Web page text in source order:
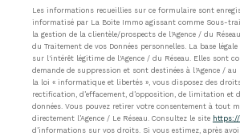
Les informations recueillies sur ce formulaire sont
informatisé par La Boite Immo agissant comme Sous-
la gestion de la clientèle/prospects de l'Agence / du
du Traitement de vos Données personnelles. La base
sur l'intérêt légitime de l'Agence / du Réseau. Elles sont
demande de suppression et sont destinées à l'Agence / au
la loi « informatique et libertés », vous disposez des droits
rectification, d’effacement, d’opposition, de limitation et
données. Vous pouvez retirer votre consentement à tout
directement l’Agence / Le Réseau. Consultez le site
d’informations sur vos droits. Si vous estimez, après